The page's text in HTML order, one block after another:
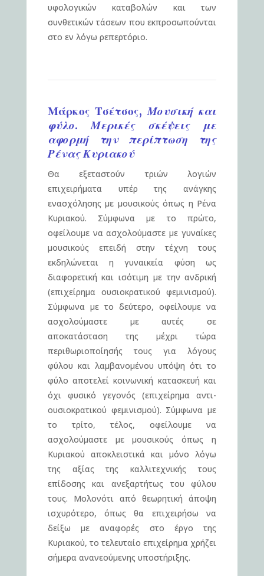
υφολογικών καταβολών και των
συνθετικών τάσεων που εκπροσωπούνται
στο εν λόγω ρεπερτόριο.
Μάρκος Τσέτσος,Μουσική και
φύλο. Μερικές σκέψεις με
αφορμή την περίπτωση της
Ρένας Κυριακού
Θα εξεταστούν τριών λογιών
επιχειρήματα υπέρ της ανάγκης
ενασχόλησης με μουσικούς όπως η Ρένα
Κυριακού. Σύμφωνα με το πρώτο,
οφείλουμε να ασχολούμαστε με γυναίκες
μουσικούς επειδή στην τέχνη τους
εκδηλώνεται η γυναικεία φύση ως
διαφορετική και ισότιμη με την ανδρική
(επιχείρημα ουσιοκρατικού φεμινισμού).
Σύμφωνα με το δεύτερο, οφείλουμε να
ασχολούμαστε με αυτές σε
αποκατάσταση της μέχρι τώρα
περιθωριοποίησής τους για λόγους
φύλου και λαμβανομένου υπόψη ότι το
φύλο αποτελεί κοινωνική κατασκευή και
όχι φυσικό γεγονός (επιχείρημα αντι-
ουσιοκρατικού φεμινισμού). Σύμφωνα με
το τρίτο, τέλος, οφείλουμε να
ασχολούμαστε με μουσικούς όπως η
Κυριακού αποκλειστικά και μόνο λόγω
της αξίας της καλλιτεχνικής τους
επίδοσης και ανεξαρτήτως του φύλου
τους. Μολονότι από θεωρητική άποψη
ισχυρότερο, όπως θα επιχειρήσω να
δείξω με αναφορές στο έργο της
Κυριακού, το τελευταίο επιχείρημα χρήζει
σήμερα ανανεούμενης υποστήριξης.